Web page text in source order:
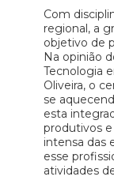
Com
regional, a
objetivo de
Na opinião
Tecnologia
Oliveira, o
se
esta
produtivos
intensa das
esse
atividades